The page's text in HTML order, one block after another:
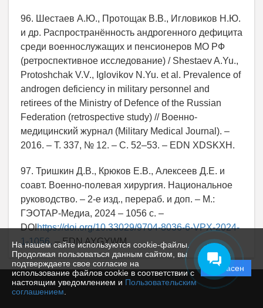
На нашем сайте используются cookie-файлы.
Продолжая пользоваться данным сайтом, вы
подтверждаете свое согласие на
использование файлов cookie в соответствии с
настоящим уведомлением и Пользовательским
соглашением
Согласен
96. Шестаев А.Ю., Протощак В.В., Игловиков Н.Ю.
и др. Распространённость андрогенного дефицита
среди военнослужащих и пенсионеров МО РФ
(ретроспективное исследование) / Shestaev A.Yu.,
Protoshchak V.V., Iglovikov N.Yu. et al. Prevalence of
androgen deficiency in military personnel and
retirees of the Ministry of Defence of the Russian
Federation (retrospective study) // Военно-
медицинский журнал (Military Medical Journal). –
2016. – Т. 337, № 12. – С. 52–53. – EDN XDSKXH.
97. Тришкин Д.В., Крюков Е.В., Алексеев Д.Е. и
соавт. Военно-полевая хирургия. Национальное
руководство. – 2-е изд., перераб. и доп. – М.:
ГЭОТАР-Медиа, 2024 – 1056 с. –
DOIhttps://doi.org/10.33029/9704-8036-6-VPX-2024-
1-1056. – EDN AYGYWM.